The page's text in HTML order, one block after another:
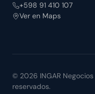
+598 91 410 107
Ver en Maps
© 2026 INGAR
reservados.